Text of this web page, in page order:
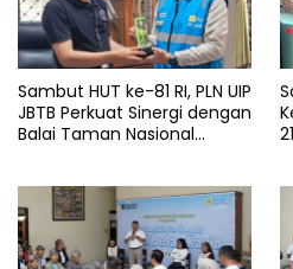
Sambut HUT ke-81 RI, PLN UIP
JBTB Perkuat Sinergi dengan
Balai Taman Nasional
kV Paiton–
Watudodol/Kalipuro